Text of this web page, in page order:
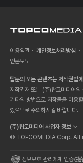
이용약관 개인정보처리방침
언론보도
탑툰의 모든 콘텐츠는 저작권법
저작권자 또는 (주)탑코미디어의
기타의 방법으로 저작물을 이용
있으므로 주의하시길 바랍니다.
(주)탑코미디어 사업자 정보
© TOPCOMEDIA Corp. All
정보보호 관리체계 인증